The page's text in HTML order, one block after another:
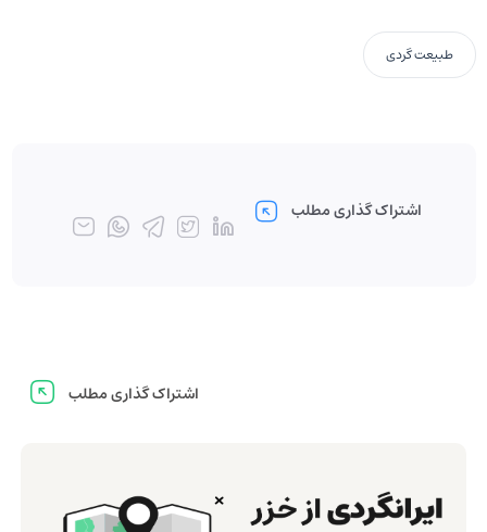
طبیعت گردی
اشتراک گذاری مطلب
اشتراک گذاری مطلب